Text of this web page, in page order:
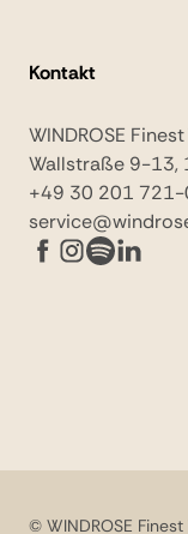
Kontakt
WINDROSE
Wallstraße 9-13,
+49 30 201 721-
© WINDROSE